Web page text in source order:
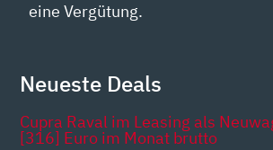
eine Vergütung.
Neueste Deals
Cupra Raval im Leasing als
[316] Euro im Monat brutto